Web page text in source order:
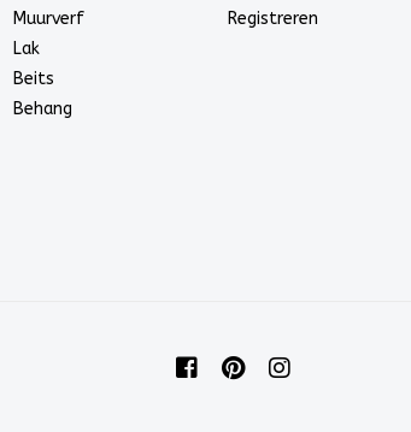
Muurverf
Lak
Beits
Behang
Registreren